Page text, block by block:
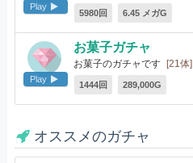
Play
5980回 6.45 メガG
Play
お菓子ガチャ
お菓子のガチャです [21体]
1444回 289,000G
オススメのガチャ